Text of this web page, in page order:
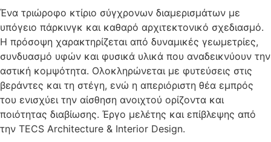
Ένα τριώροφο κτίριο σύγχρονων διαμερισμάτων με
υπόγειο πάρκινγκ και καθαρό αρχιτεκτονικό σχεδιασμό.
Η πρόσοψη χαρακτηρίζεται από δυναμικές γεωμετρίες,
συνδυασμό υφών και φυσικά υλικά που αναδεικνύουν την
αστική κομψότητα. Ολοκληρώνεται με φυτεύσεις στις
βεράντες και τη στέγη, ενώ η απεριόριστη θέα εμπρός
του ενισχύει την αίσθηση ανοιχτού ορίζοντα και
ποιότητας διαβίωσης. Έργο μελέτης και επίβλεψης από
την TECS Architecture & Interior Design.